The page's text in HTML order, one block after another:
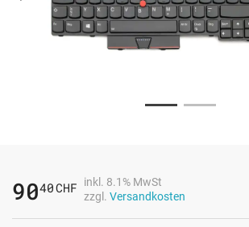
9040CHF
inkl. 8.1% MwSt
zzgl. Versandkosten